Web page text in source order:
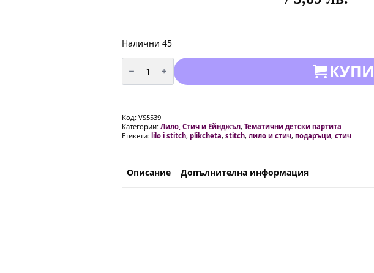
Налични 45
количество
за
Пликчета
за
лакомства
Стич
(Stitch)
-
КУПИ
Код: VS5539
Категории: Лило, Стич и Ейнджъл, Тематични детски партита
Етикети: lilo i stitch, plikcheta, stitch, лило и стич, подаръци, стич
Описание Допълнителна информация